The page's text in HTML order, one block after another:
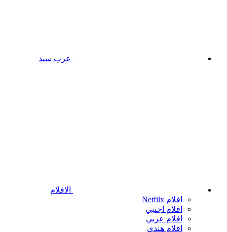
عرب سيد
الافلام
افلام Netfilx
افلام اجنبي
افلام عربي
افلام هندى